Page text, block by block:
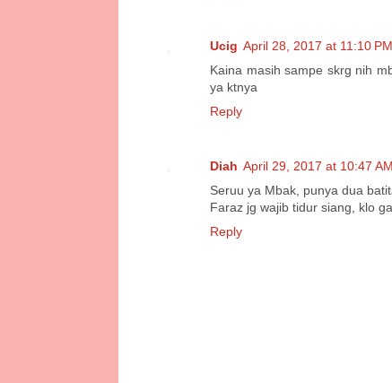
Ucig April 28, 2017 at 11:10 PM
Kaina masih sampe skrg nih
ya ktnya
Reply
Diah April 29, 2017 at 10:47 AM
Seruu ya Mbak, punya dua
Faraz jg wajib tidur siang, klo
Reply